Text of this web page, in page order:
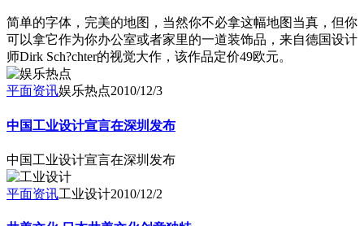
简单的字体，完美的地图，当然你不必拿这幅地图当真，但你
可以拿它作为你办公室或者家里的一道装饰品，来自德国设计
师Dirk Sch?chter的视觉大作，该作品定价49欧元。
平面资讯娱乐热点2010/12/3
中国工业设计宣言在深圳发布
中国工业设计宣言在深圳发布
平面资讯工业设计2010/12/2